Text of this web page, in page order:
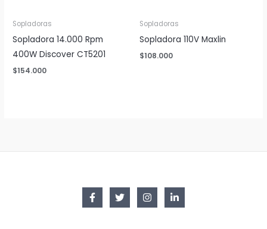
Sopladoras
Sopladora 14.000 Rpm
400W Discover CT5201
$154.000
Sopladoras
Sopladora 110V Maxlin
$108.000